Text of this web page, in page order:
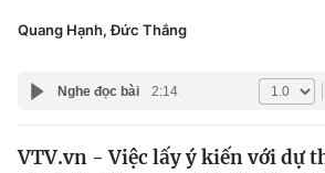
Đời sống
Giáo dục
Quang Hạnh, Đức Thắng
Nghe đọc bài 2:14
VTV.vn - Việc lấy ý kiến với dự